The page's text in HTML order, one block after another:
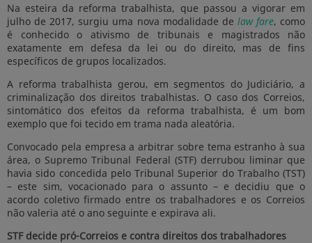
Na esteira da reforma trabalhista, que passou a vigorar em
julho de 2017, surgiu uma nova modalidade de law fare, como
é conhecido o ativismo de tribunais e magistrados não
exatamente em defesa da lei ou do direito, mas de fins
específicos de grupos localizados.
A reforma trabalhista gerou, em segmentos do Judiciário, a
criminalização dos direitos trabalhistas. O caso dos Correios,
sintomático dos efeitos da reforma trabalhista, é um bom
exemplo que foi tecido em trama nada aleatória.
Convocado pela empresa a arbitrar sobre tema estranho à sua
área, o Supremo Tribunal Federal (STF) derrubou liminar que
havia sido concedida pelo Tribunal Superior do Trabalho (TST)
– este sim, vocacionado para o assunto – e decidiu que o
acordo coletivo firmado entre os trabalhadores e os Correios
não valeria até o ano seguinte e expirava ali.
STF decide pró-Correios e contra direitos dos trabalhadores